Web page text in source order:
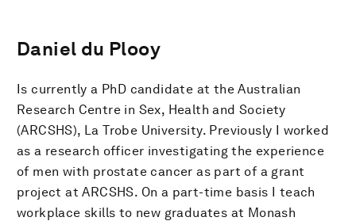
Daniel du Plooy
Is currently a PhD candidate at the Australian
Research Centre in Sex, Health and Society
(ARCSHS), La Trobe University. Previously I worked
as a research officer investigating the experience
of men with prostate cancer as part of a grant
project at ARCSHS. On a part-time basis I teach
workplace skills to new graduates at Monash